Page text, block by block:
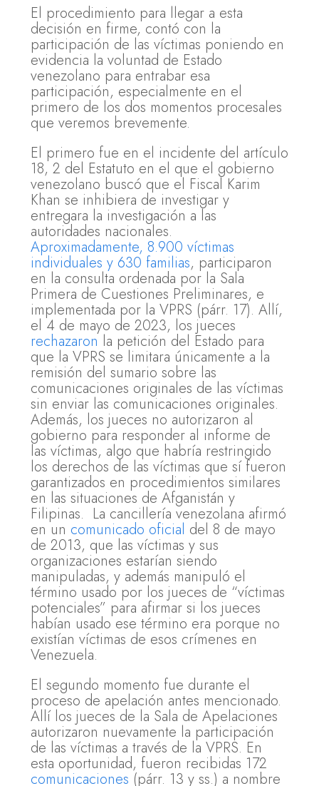
El procedimiento para llegar a esta
decisión en firme, contó con la
participación de las víctimas poniendo en
evidencia la voluntad de Estado
venezolano para entrabar esa
participación, especialmente en el
primero de los dos momentos procesales
que veremos brevemente.
El primero fue en el incidente del artículo
18, 2 del Estatuto en el que el gobierno
venezolano buscó que el Fiscal Karim
Khan se inhibiera de investigar y
entregara la investigación a las
autoridades nacionales.
Aproximadamente, 8.900 víctimas
individuales y 630 familias, participaron
en la consulta ordenada por la Sala
Primera de Cuestiones Preliminares, e
implementada por la VPRS (párr. 17). Allí,
el 4 de mayo de 2023, los jueces
rechazaron la petición del Estado para
que la VPRS se limitara únicamente a la
remisión del sumario sobre las
comunicaciones originales de las víctimas
sin enviar las comunicaciones originales.
Además, los jueces no autorizaron al
gobierno para responder al informe de
las víctimas, algo que habría restringido
los derechos de las víctimas que sí fueron
garantizados en procedimientos similares
en las situaciones de Afganistán y
Filipinas. La cancillería venezolana afirmó
en un comunicado oficial del 8 de mayo
de 2013, que las víctimas y sus
organizaciones estarían siendo
manipuladas, y además manipuló el
término usado por los jueces de “víctimas
potenciales” para afirmar si los jueces
habían usado ese término era porque no
existían víctimas de esos crímenes en
Venezuela.
El segundo momento fue durante el
proceso de apelación antes mencionado.
Allí los jueces de la Sala de Apelaciones
autorizaron nuevamente la participación
de las víctimas a través de la VPRS. En
esta oportunidad, fueron recibidas 172
comunicaciones (párr. 13 y ss.) a nombre